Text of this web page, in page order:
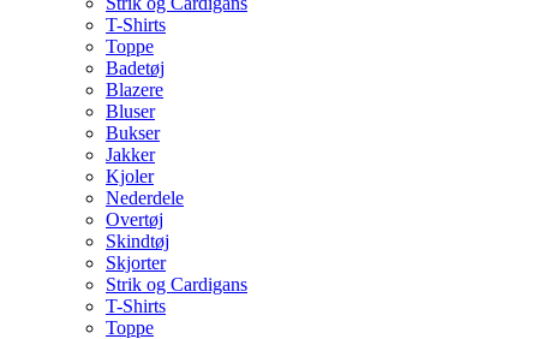
T-Shirts
Toppe
Badetøj
Blazere
Bluser
Bukser
Jakker
Kjoler
Nederdele
Overtøj
Skindtøj
Skjorter
Strik og Cardigans
T-Shirts
Toppe